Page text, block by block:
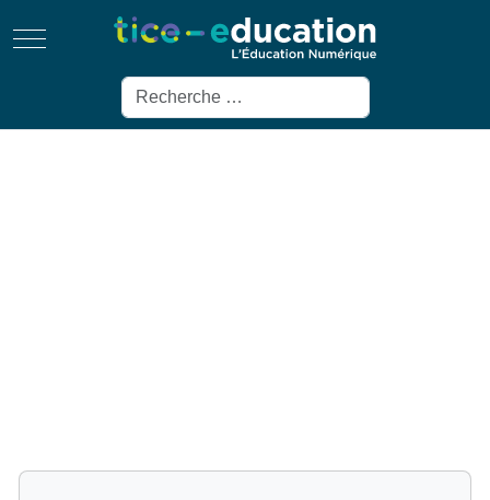
Mobile Menu Toggle
Rechercher